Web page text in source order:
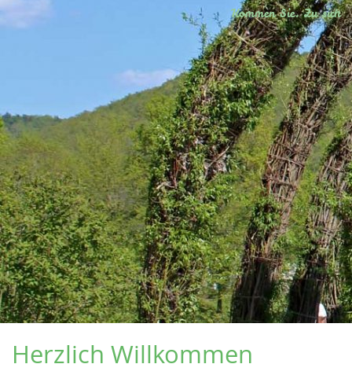
Kommen Sie. Zu sich
Herzlich Willkommen